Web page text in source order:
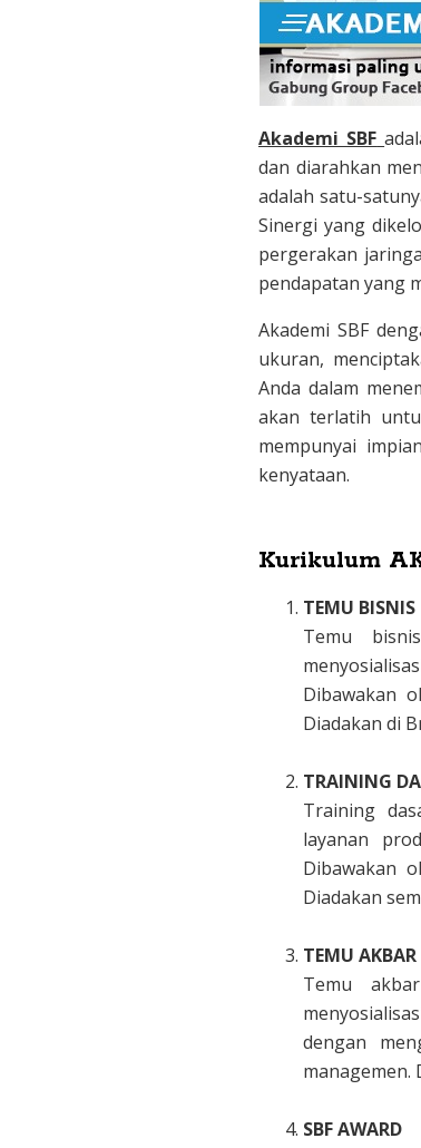
Akademi SBF
dan diarahkan
adalah satu-
Sinergi yang
pergerakan
pendapatan yang
Akademi SBF
ukuran,
Anda dalam
akan terlatih
mempunyai
kenyataan.
Kurikulum
TEMU BISNIS
Temu
Dibawakan
Diadakan di
TRAINING
Training
layanan
Dibawakan
Diadakan
TEMU AKBAR
Temu
dengan
managemen.
SBF AWARD